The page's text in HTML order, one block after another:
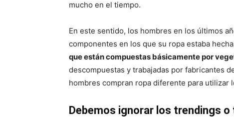
mucho en el tiempo.
En este sentido, los hombres en los últimos
componentes en los que su ropa estaba
que están compuestas básicamente por
descompuestas y trabajadas por fabricantes
hombres compran ropa diferente para utilizar
Debemos ignorar los trendings o